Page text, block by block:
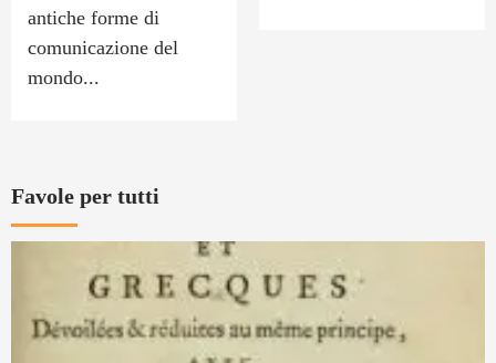
antiche forme di
comunicazione del
mondo...
Favole per tutti